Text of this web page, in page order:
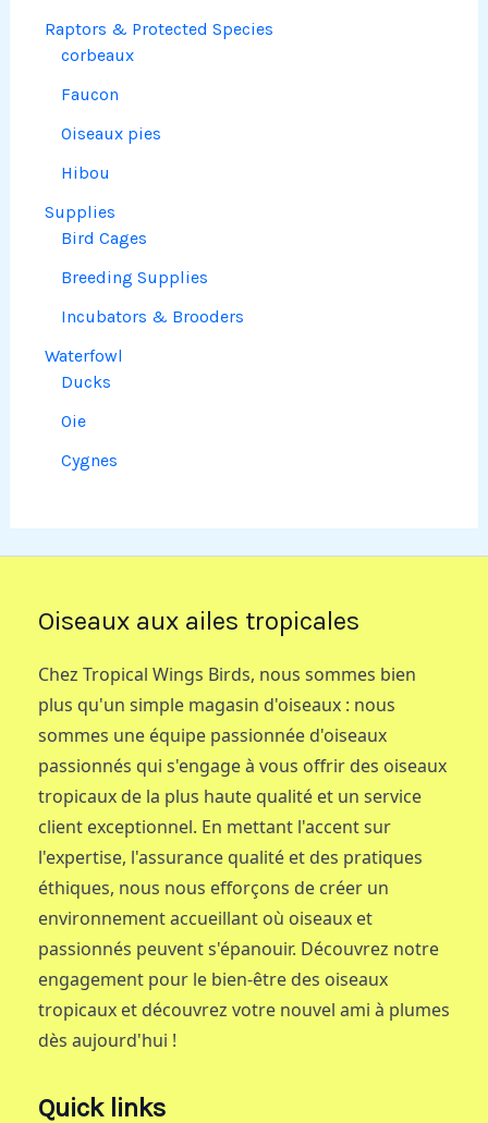
Raptors & Protected Species
corbeaux
Faucon
Oiseaux pies
Hibou
Supplies
Bird Cages
Breeding Supplies
Incubators & Brooders
Waterfowl
Ducks
Oie
Cygnes
Oiseaux aux ailes tropicales
Chez Tropical Wings Birds, nous sommes bien
plus qu'un simple magasin d'oiseaux : nous
sommes une équipe passionnée d'oiseaux
passionnés qui s'engage à vous offrir des oiseaux
tropicaux de la plus haute qualité et un service
client exceptionnel. En mettant l'accent sur
l'expertise, l'assurance qualité et des pratiques
éthiques, nous nous efforçons de créer un
environnement accueillant où oiseaux et
passionnés peuvent s'épanouir. Découvrez notre
engagement pour le bien-être des oiseaux
tropicaux et découvrez votre nouvel ami à plumes
dès aujourd'hui !
Quick links